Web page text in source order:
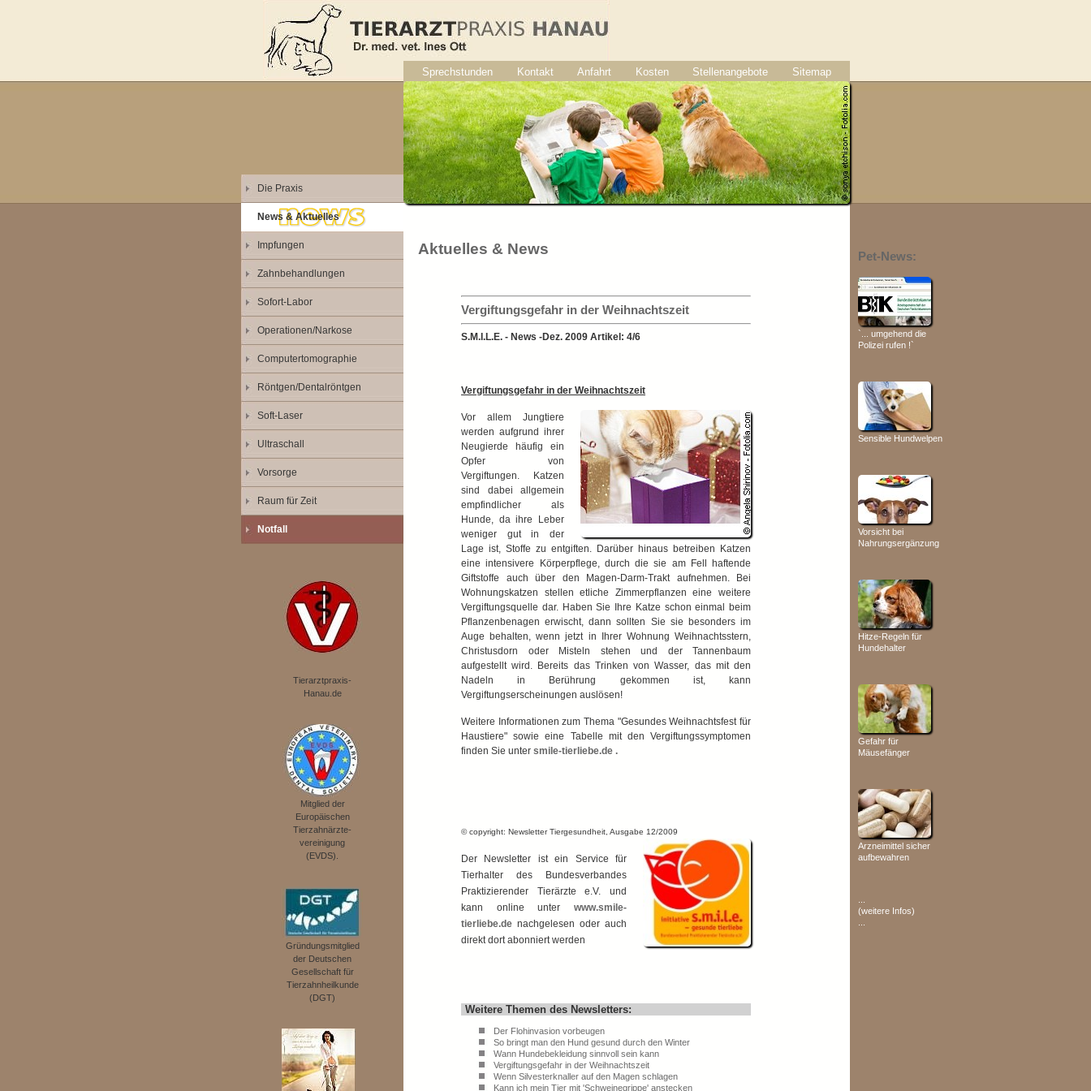
Sprechstunden Kontakt Anfahrt Kosten Stellenangebote Sitemap
Auswahl-Menü
Aktuelles & News
Vergiftungsgefahr in der Weihnachtszeit
S.M.I.L.E. - News -Dez. 2009 Artikel: 4/6
Vergiftungsgefahr in der Weihnachtszeit
Vor allem Jungtiere
werden aufgrund ihrer
Neugierde häufig ein
Opfer von
Vergiftungen. Katzen
sind dabei allgemein
empfindlicher als
Hunde, da ihre Leber
weniger gut in der
Lage ist, Stoffe zu entgiften. Darüber hinaus betreiben Katzen
eine intensivere Körperpflege, durch die sie am Fell haftende
Giftstoffe auch über den Magen-Darm-Trakt aufnehmen. Bei
Wohnungskatzen stellen etliche Zimmerpflanzen eine weitere
Vergiftungsquelle dar. Haben Sie Ihre Katze schon einmal beim
Pflanzenbenagen erwischt, dann sollten Sie sie besonders im
Auge behalten, wenn jetzt in Ihrer Wohnung Weihnachtsstern,
Christusdorn oder Misteln stehen und der Tannenbaum
aufgestellt wird. Bereits das Trinken von Wasser, das mit den
Nadeln in Berührung gekommen ist, kann
Vergiftungserscheinungen auslösen!
Weitere Informationen zum Thema "Gesundes Weihnachtsfest für
Haustiere" sowie eine Tabelle mit den Vergiftungssymptomen
finden Sie unter smile-tierliebe.de .
© copyright: Newsletter Tiergesundheit, Ausgabe 12/2009
Der Newsletter ist ein Service für
Tierhalter des Bundesverbandes
Praktizierender Tierärzte e.V. und
kann online unter www.smile-
tierliebe.de nachgelesen oder auch
direkt dort abonniert werden
Weitere Themen des Newsletters:
Der Flohinvasion vorbeugen
So bringt man den Hund gesund durch den Winter
Wann Hundebekleidung sinnvoll sein kann
Vergiftungsgefahr in der Weihnachtszeit
Wenn Silvesterknaller auf den Magen schlagen
Kann ich mein Tier mit 'Schweinegrippe' anstecken
Pet-News:
`... umgehend die
Polizei rufen !`
Sensible Hundwelpen
Vorsicht bei
Nahrungsergänzung
Hitze-Regeln für
Hundehalter
Gefahr für
Mäusefänger
Arzneimittel sicher
aufbewahren
(weitere Infos)
Die Praxis
News & Aktuelles
Impfungen
Zahnbehandlungen
Sofort-Labor
Operationen/Narkose
Computertomographie
Röntgen/Dentalröntgen
Soft-Laser
Ultraschall
Vorsorge
Raum für Zeit
Notfall
Tierarztpraxis-
Hanau.de
Mitglied der
Europäischen
Tierzahnärzte­
vereinigung
(EVDS).
Gründungsmitglied
der Deut­schen
Gesellschaft für
Tierzahnheilkunde
(DGT)